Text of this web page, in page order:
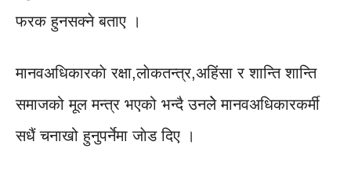
फरक हुनसक्ने बताए ।
मानवअधिकारकाे रक्षा,लाेकतन्त्र,अहिंसा र शान्ति शान्ति
समाजको मूल मन्त्र भएको भन्दै उनलेे मानवअधिकारकर्मी
सधैं चनाखो हुनुपर्नेमा जाेड दिए ।